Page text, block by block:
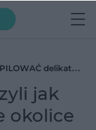
delikatne
jak
okolice